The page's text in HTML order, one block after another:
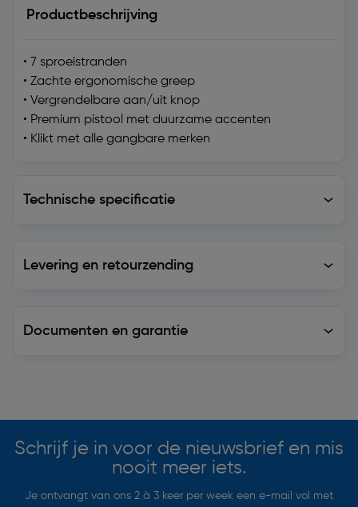
Productbeschrijving
• 7 sproeistranden
• Zachte ergonomische greep
• Vergrendelbare aan/uit knop
• Premium pistool met duurzame accenten
• Klikt met alle gangbare merken
Technische specificatie
Levering en retourzending
Documenten en garantie
Schrijf je in voor de nieuwsbrief en mis
nooit meer iets.
Je ontvangt van ons 2 à 3 keer per week een e-mail vol met